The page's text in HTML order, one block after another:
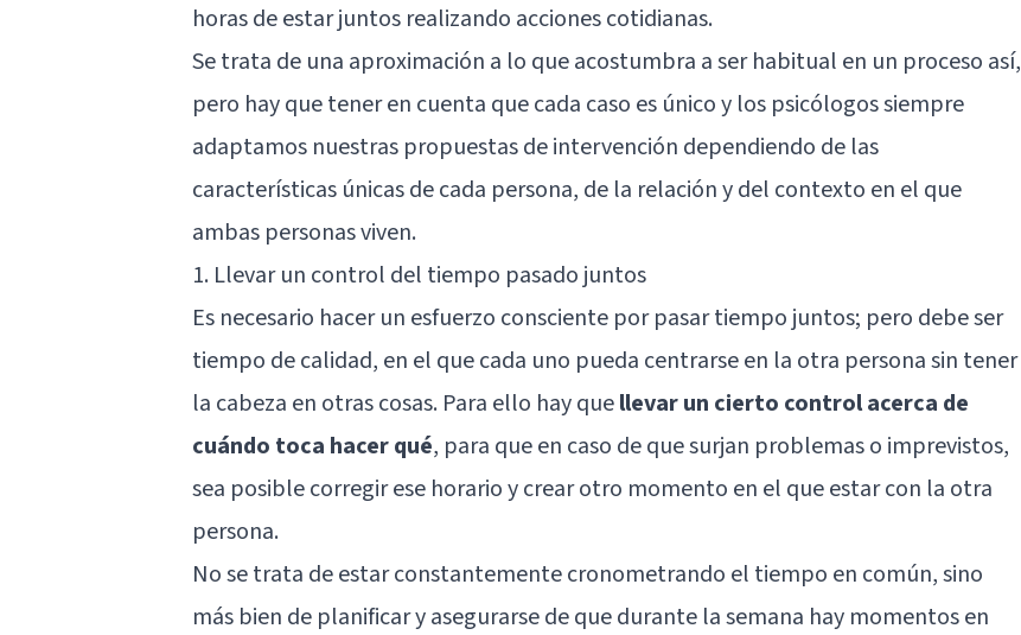
horas de estar juntos realizando acciones cotidianas.
Se trata de una aproximación a lo que acostumbra a ser habitual en un proceso así,
pero hay que tener en cuenta que cada caso es único y los psicólogos siempre
adaptamos nuestras propuestas de intervención dependiendo de las
características únicas de cada persona, de la relación y del contexto en el que
ambas personas viven.
1. Llevar un control del tiempo pasado juntos
Es necesario hacer un esfuerzo consciente por pasar tiempo juntos; pero debe ser
tiempo de calidad, en el que cada uno pueda centrarse en la otra persona sin tener
la cabeza en otras cosas. Para ello hay quellevar un cierto control acerca de
cuándo toca hacer qué, para que en caso de que surjan problemas o imprevistos,
sea posible corregir ese horario y crear otro momento en el que estar con la otra
persona.
No se trata de estar constantemente cronometrando el tiempo en común, sino
más bien de planificar y asegurarse de que durante la semana hay momentos en